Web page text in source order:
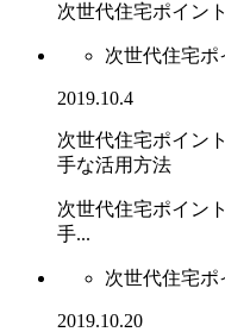
次世代住宅ポイン
次世代住宅
2019.10.4
次世代住宅ポイン
手な活用方法
次世代住宅ポイン
手...
次世代住宅
2019.10.20